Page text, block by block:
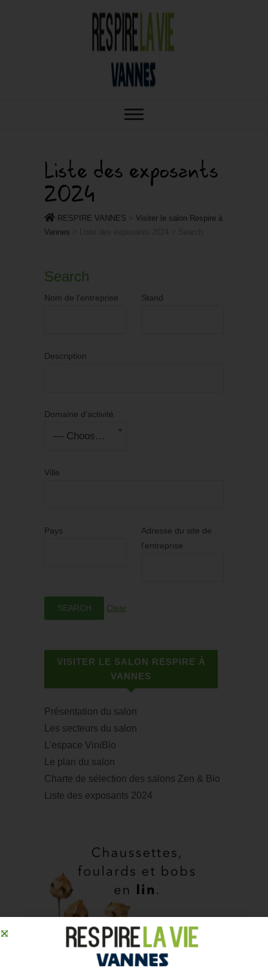
RESPIRE
BIEN-ÊTRE ET HABITAT SAIN À
VANNES
Liste des exposants
2024
RESPIRE VANNES
Visiter le salon Respire à
Vannes
Search
Nom de l'entreprise Stand
Description
Domaine d'activité
— Choose One —
Ville
Pays
Adresse du site de
l'entreprise
Clear
VISITER LE SALON RESPIRE À
VANNES
Présentation du salon
Les secteurs du salon
L'espace ViniBio
Le plan du salon
Charte de sélection des salons Zen & Bio
Liste des exposants 2024